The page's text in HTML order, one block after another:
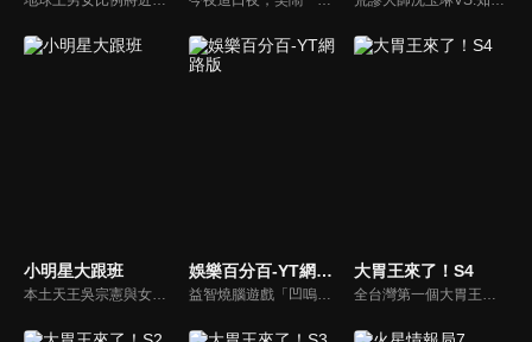
小明星大跟班
本土天王吳宗憲與女兒吳姍儒（Sandy）搭檔主持，每集邀請來賓暢談演藝圈大小事，父女檔聯手笑果十足，老梗搭上新世代，最新組合強勢登場！
娛樂百分百-YT網路版
益智燒腦遊戲「凹嗚狼人殺」激發你的邏輯推理能力，偶像巨星雲集，全球娛樂資訊，一手掌握不脫節！2025全新升級改版，盡在《娛樂百分百-YT網路版》！
大胃王來了！S4
全台灣第一個大胃王美食節目，由主持人帶領大胃王們及名人來賓吃遍台灣美食，每趟旅程都有不同的美食主題以及遊戲互動，並藉由大胃王幸福地享用，讓觀眾深刻了解台灣美食文化的豐富特色！